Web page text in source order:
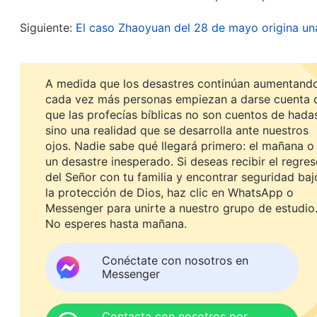
de la humanidad, permitiendo que estas
los demonios de modo que toda la humanidad
futuras generaciones de los demonios, sino,
propósito de Dios al derrotar por completo al
conozca la verdadera forma del gran dragón
vea su verdadera forma. Esto es lo que Dios
llevado a cabo en la tierra y es lo que Él aspira
movilizar todas las cosas para que sirvan el
Dios. Revelaciones de los misterios de “Las palabras
palabras de Dios, comprendí que Él estaba
fuerza del Gobierno del PCCh para hacer
de la resistencia, la condena y los difamadores
nombre de la Iglesia de Dios Todopoderoso, así
Siguiente: El caso Zhaoyuan del 28 de mayo origina
A medida que los desastres continúan
cada vez más personas empiezan a darse cuenta
que las profecías bíblicas no son cuentos de
sino una realidad que se desarrolla ante nuestros
ojos. Nadie sabe qué llegará primero: el mañana o
un desastre inesperado. Si deseas recibir el
del Señor con tu familia y encontrar seguridad
la protección de Dios, haz clic en WhatsApp o
Messenger para unirte a nuestro grupo de estudio.
No esperes hasta mañana.
Conéctate con nosotros en
Messenger